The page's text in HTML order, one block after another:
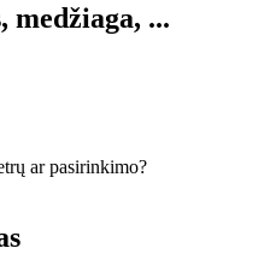
medžiaga, ...
ar pasirinkimo?